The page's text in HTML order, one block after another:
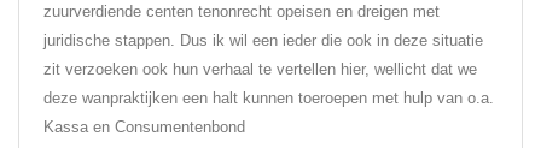
zuurverdiende centen tenonrecht opeisen en dreigen met
juridische stappen. Dus ik wil een ieder die ook in deze situatie
zit verzoeken ook hun verhaal te vertellen hier, wellicht dat we
deze wanpraktijken een halt kunnen toeroepen met hulp van o.a.
Kassa en Consumentenbond